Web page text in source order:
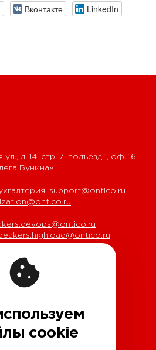
Вконтакте LinkedIn
д. 14, стр. 7, подъезд 1, оф. 16
Бунина»
support@ontico.ru
персональных данных
данных
с Авторомcookie